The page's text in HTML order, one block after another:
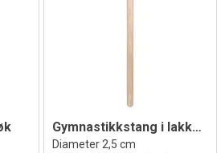
Gymnastikkstang i lakkert bøk
Diameter 2,5 cm